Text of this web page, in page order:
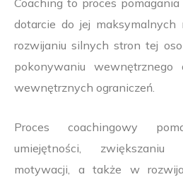
Coaching to proces
dotarcie do jej maksymalnych
rozwijaniu silnych stron tej
pokonywaniu wewnętrznego
wewnętrznych ograniczeń.
Proces coachingowy
umiejętności, zwiększaniu
motywacji, a także w